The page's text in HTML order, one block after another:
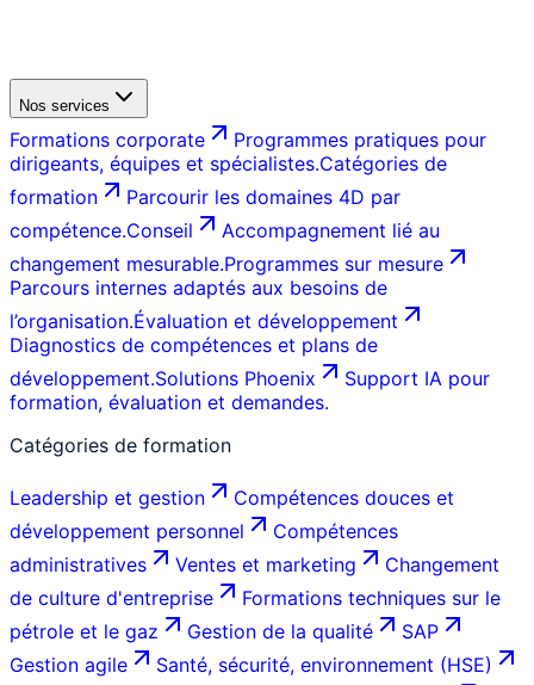
Nos services
Formations corporate
Programmes pratiques pour
dirigeants, équipes et spécialistes.Catégories de
formation
Parcourir les domaines 4D par
compétence.Conseil
Accompagnement lié au
changement mesurable.Programmes sur mesure
Parcours internes adaptés aux besoins de
l’organisation.Évaluation et développement
Diagnostics de compétences et plans de
développement.Solutions Phoenix
Support IA pour
formation, évaluation et demandes.
Catégories de formation
Leadership et gestion
Compétences douces et
développement personnel
Compétences
administratives
Ventes et marketing
Changement
de culture d'entreprise
Formations techniques sur le
pétrole et le gaz
Gestion de la qualité
SAP
Gestion agile
Santé, sécurité, environnement (HSE)